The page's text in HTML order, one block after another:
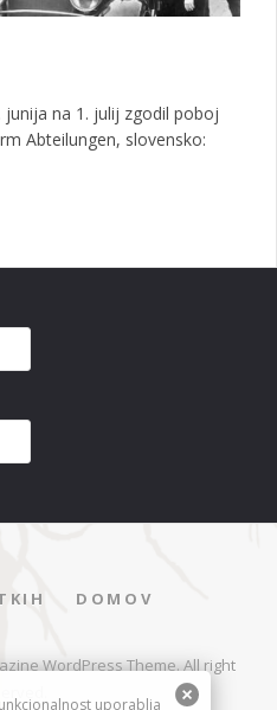
junija na 1. julij zgodil poboj
Abteilungen, slovensko:
DOMOV
WordPress Theme. All right
uporablja